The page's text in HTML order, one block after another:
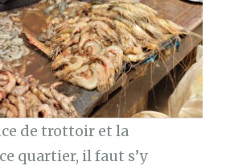
de trottoir et la
quartier, il faut s’y